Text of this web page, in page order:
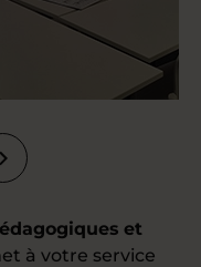
et
à votre service